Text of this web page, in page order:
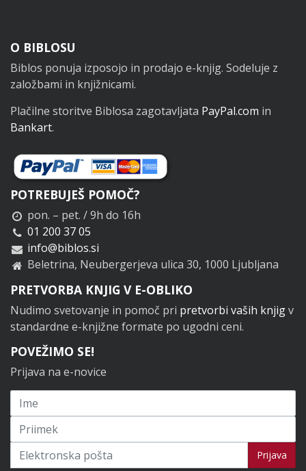
Noga
O BIBLOSU
Biblos ponuja izposojo in prodajo e-knjig. Sodeluje z
založbami in knjižnicami.
Plačilne storitve Biblosa zagotavljata PayPal.com in
Bankart.
POTREBUJEŠ POMOČ?
pon. – pet. / 9h do 16h
01 200 37 05
info@biblos.si
Beletrina, Neubergerjeva ulica 30, 1000 Ljubljana
PRETVORBA KNJIG V E-OBLIKO
Nudimo svetovanje in pomoč pri pretvorbi vaših knjigv
standardne e-knjižne formate po ugodni ceni.
POVEŽIMO SE!
Prijava na e-novice
Prijavi se na novice Prijava